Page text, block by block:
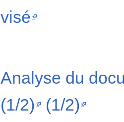
visé
Analyse du
(1/2)
(1/2)